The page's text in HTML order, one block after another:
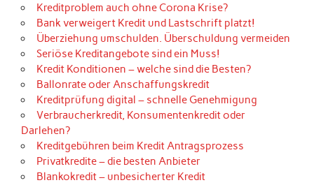
Kreditproblem auch ohne Corona Krise?
Bank verweigert Kredit und Lastschrift platzt!
Überziehung umschulden. Überschuldung vermeiden
Seriöse Kreditangebote sind ein Muss!
Kredit Konditionen – welche sind die Besten?
Ballonrate oder Anschaffungskredit
Kreditprüfung digital – schnelle Genehmigung
Verbraucherkredit, Konsumentenkredit oder
Darlehen?
Kreditgebühren beim Kredit Antragsprozess
Privatkredite – die besten Anbieter
Blankokredit – unbesicherter Kredit